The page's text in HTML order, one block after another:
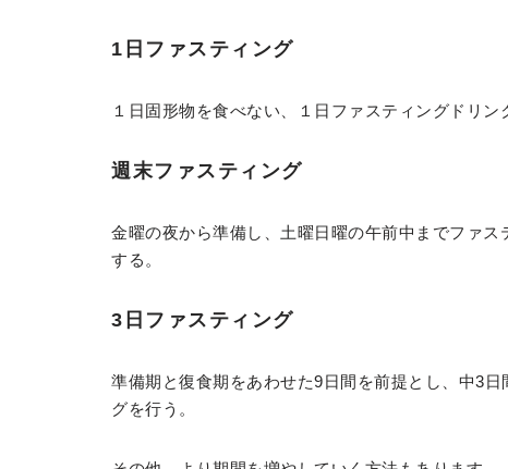
1日ファスティング
１日固形物を食べない、１日ファスティングドリン
週末ファスティング
金曜の夜から準備し、土曜日曜の午前中までファ
する。
3日ファスティング
準備期と復食期をあわせた9日間を前提とし、中3
グを行う。